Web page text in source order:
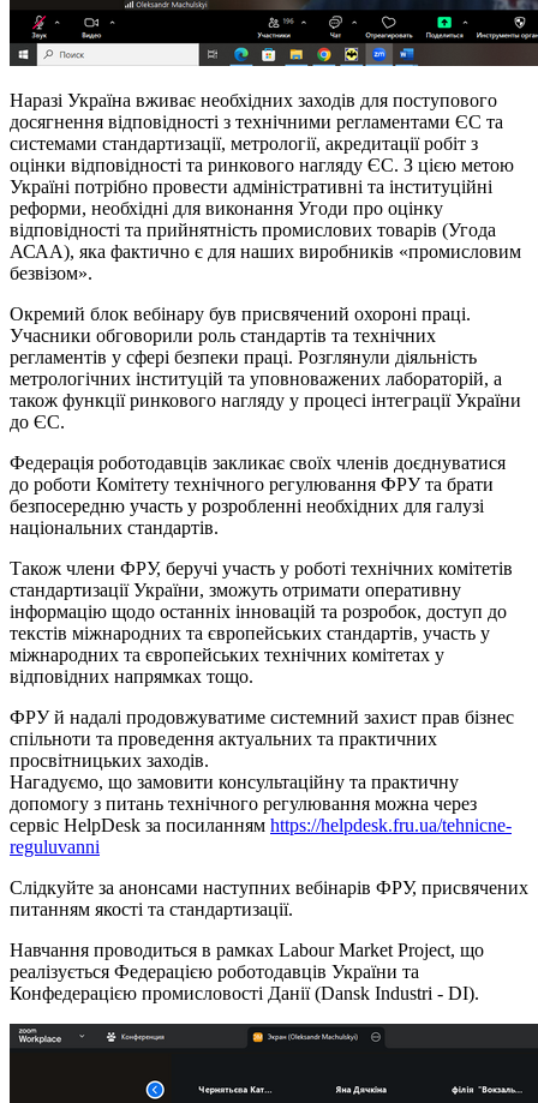
Наразі Україна вживає необхідних заходів для поступового
досягнення відповідності з технічними регламентами ЄС та
системами стандартизації, метрології, акредитації робіт з
оцінки відповідності та ринкового нагляду ЄС. З цією метою
Україні потрібно провести адміністративні та інституційні
реформи, необхідні для виконання Угоди про оцінку
відповідності та прийнятність промислових товарів (Угода
АСАА), яка фактично є для наших виробників «промисловим
безвізом».
Окремий блок вебінару був присвячений охороні праці.
Учасники обговорили роль стандартів та технічних
регламентів у сфері безпеки праці. Розглянули діяльність
метрологічних інституцій та уповноважених лабораторій, а
також функції ринкового нагляду у процесі інтеграції України
до ЄС.
Федерація роботодавців закликає своїх членів доєднуватися
до роботи Комітету технічного регулювання ФРУ та брати
безпосередню участь у розробленні необхідних для галузі
національних стандартів.
Також члени ФРУ, беручі участь у роботі технічних комітетів
стандартизації України, зможуть отримати оперативну
інформацію щодо останніх інновацій та розробок, доступ до
текстів міжнародних та європейських стандартів, участь у
міжнародних та європейських технічних комітетах у
відповідних напрямках тощо.
ФРУ й надалі продовжуватиме системний захист прав бізнес
спільноти та проведення актуальних та практичних
просвітницьких заходів.
Нагадуємо, що замовити консультаційну та практичну
допомогу з питань технічного регулювання можна через
сервіс HelpDesk за посиланням https://helpdesk.fru.ua/tehnicne-
reguluvanni
Слідкуйте за анонсами наступних вебінарів ФРУ, присвячених
питанням якості та стандартизації.
Навчання проводиться в рамках Labour Market Project, що
реалізується Федерацією роботодавців України та
Конфедерацією промисловості Данії (Dansk Industri - DI).